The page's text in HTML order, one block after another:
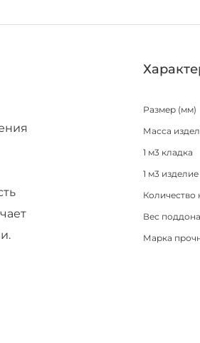
Размер (мм)
Масса
1 м3 кладка
1 м3 изделие
Количество
Вес поддона
Марка